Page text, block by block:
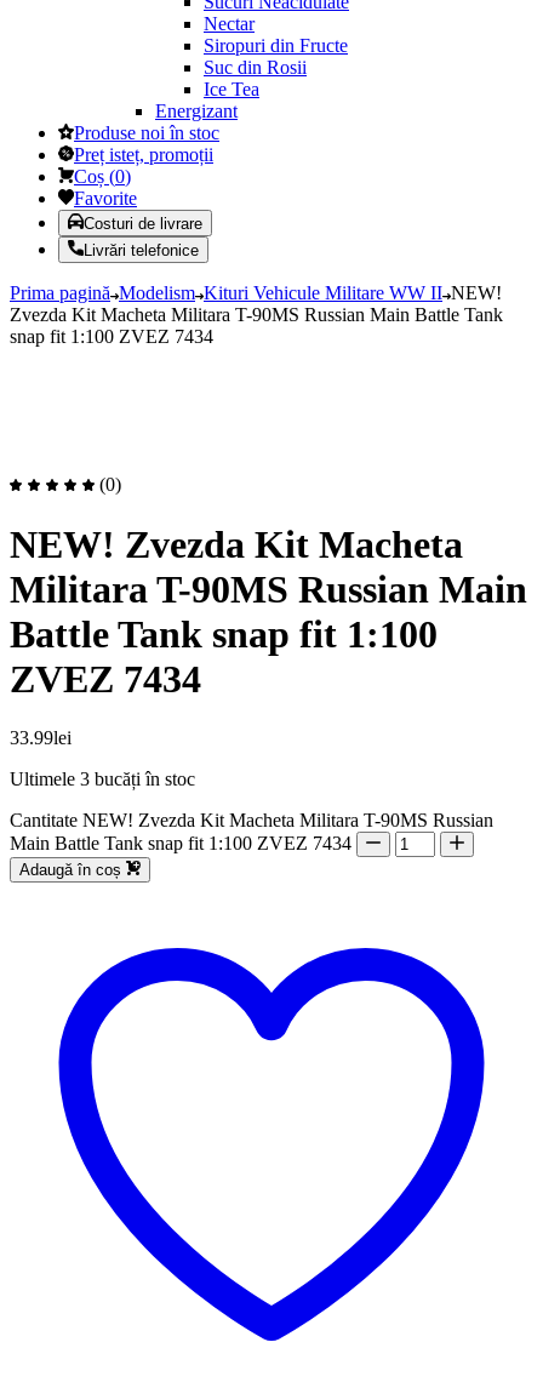
Nectar
Siropuri din Fructe
Suc din Rosii
Ice Tea
Energizant
Produse noi în stoc
Preț isteț, promoții
Coș (0)
Favorite
Costuri de livrare
Livrări telefonice
Prima pagină Modelism Kituri Vehicule Militare WW II NEW!
Zvezda Kit Macheta Militara T-90MS Russian Main Battle Tank
snap fit 1:100 ZVEZ 7434
(0)
NEW! Zvezda Kit Macheta
Militara T-90MS Russian Main
Battle Tank snap fit 1:100
ZVEZ 7434
33.99lei
Ultimele 3 bucăți în stoc
Cantitate NEW! Zvezda Kit Macheta Militara T-90MS Russian
Main Battle Tank snap fit 1:100 ZVEZ 7434
Adaugă în coș